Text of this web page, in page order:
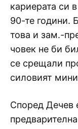
кариерата си
90-те години.
това и зам.-
човек не би
се срещали
силовият
Според Дечев